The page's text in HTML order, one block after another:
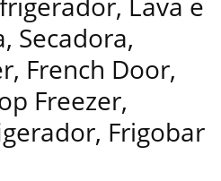
Secadora,
French Door,
Freezer,
Frigobar